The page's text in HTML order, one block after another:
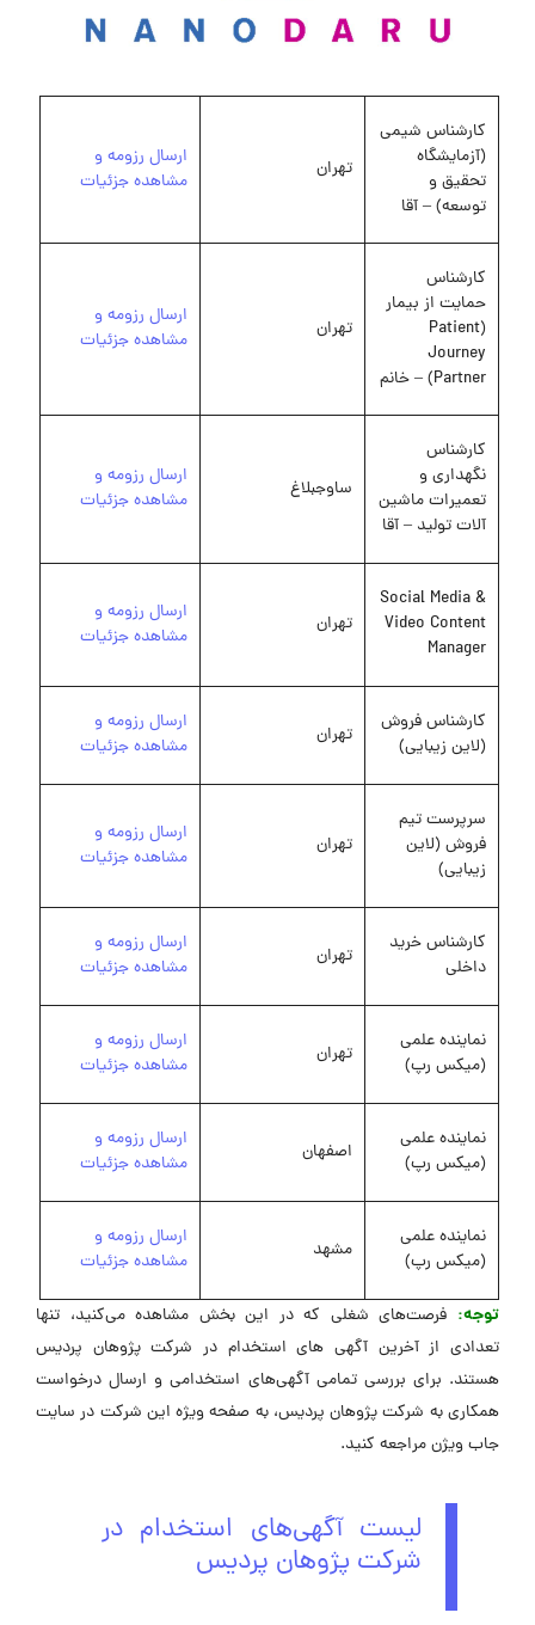
کارشناس شیمی
(آزمایشگاه
تحقیق و
توسعه) – آقا
تهران
ارسال رزومه و
مشاهده جزئیات
کارشناس
حمایت از بیمار
(Patient
Journey
Partner) – خانم
تهران
ارسال رزومه و
مشاهده جزئیات
کارشناس
نگهداری و
تعمیرات ماشین
آلات تولید – آقا
ساوجبلاغ
ارسال رزومه و
مشاهده جزئیات
Social Media &
Video Content
Manager
تهران
ارسال رزومه و
مشاهده جزئیات
کارشناس فروش
(لاین زیبایی)
تهران
ارسال رزومه و
مشاهده جزئیات
سرپرست تیم
فروش (لاین
زیبایی)
تهران
ارسال رزومه و
مشاهده جزئیات
کارشناس خرید
داخلی
تهران
ارسال رزومه و
مشاهده جزئیات
نماینده علمی
(میکس رپ)
تهران
ارسال رزومه و
مشاهده جزئیات
نماینده علمی
(میکس رپ)
اصفهان
ارسال رزومه و
مشاهده جزئیات
نماینده علمی
(میکس رپ)
مشهد
ارسال رزومه و
مشاهده جزئیات
توجه: فرصت‌های شغلی که در این بخش مشاهده می‌کنید، تنها
تعدادی از آخرین آگهی های استخدام در شرکت پژوهان پردیس
هستند. برای بررسی تمامی آگهی‌های استخدامی و ارسال درخواست
همکاری به شرکت پژوهان پردیس، به صفحه ویژه این شرکت در ‌سایت
جاب ویژن مراجعه کنید.
لیست آگهی‌های استخدام در
شرکت پژوهان پردیس